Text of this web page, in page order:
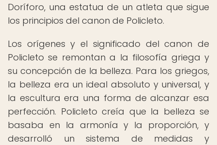
Doríforo, una estatua de un atleta que sigue
los principios del canon de Policleto.
Los orígenes y el significado del canon de
Policleto se remontan a la filosofía griega y
su concepción de la belleza. Para los griegos,
la belleza era un ideal absoluto y universal, y
la escultura era una forma de alcanzar esa
perfección. Policleto creía que la belleza se
basaba en la armonía y la proporción, y
desarrolló un sistema de medidas y